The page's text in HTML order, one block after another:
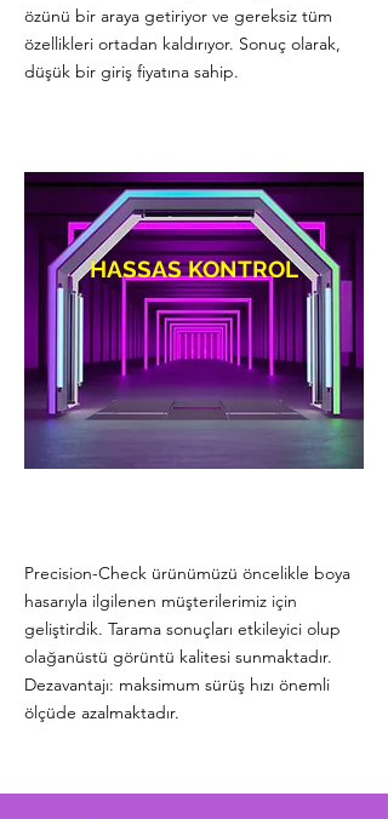
özünü bir araya getiriyor ve gereksiz tüm
özellikleri ortadan kaldırıyor. Sonuç olarak,
düşük bir giriş fiyatına sahip.
HASSAS KONTROL
Precision-Check ürünümüzü öncelikle boya
hasarıyla ilgilenen müşterilerimiz için
geliştirdik. Tarama sonuçları etkileyici olup
olağanüstü görüntü kalitesi sunmaktadır.
Dezavantajı: maksimum sürüş hızı önemli
ölçüde azalmaktadır.